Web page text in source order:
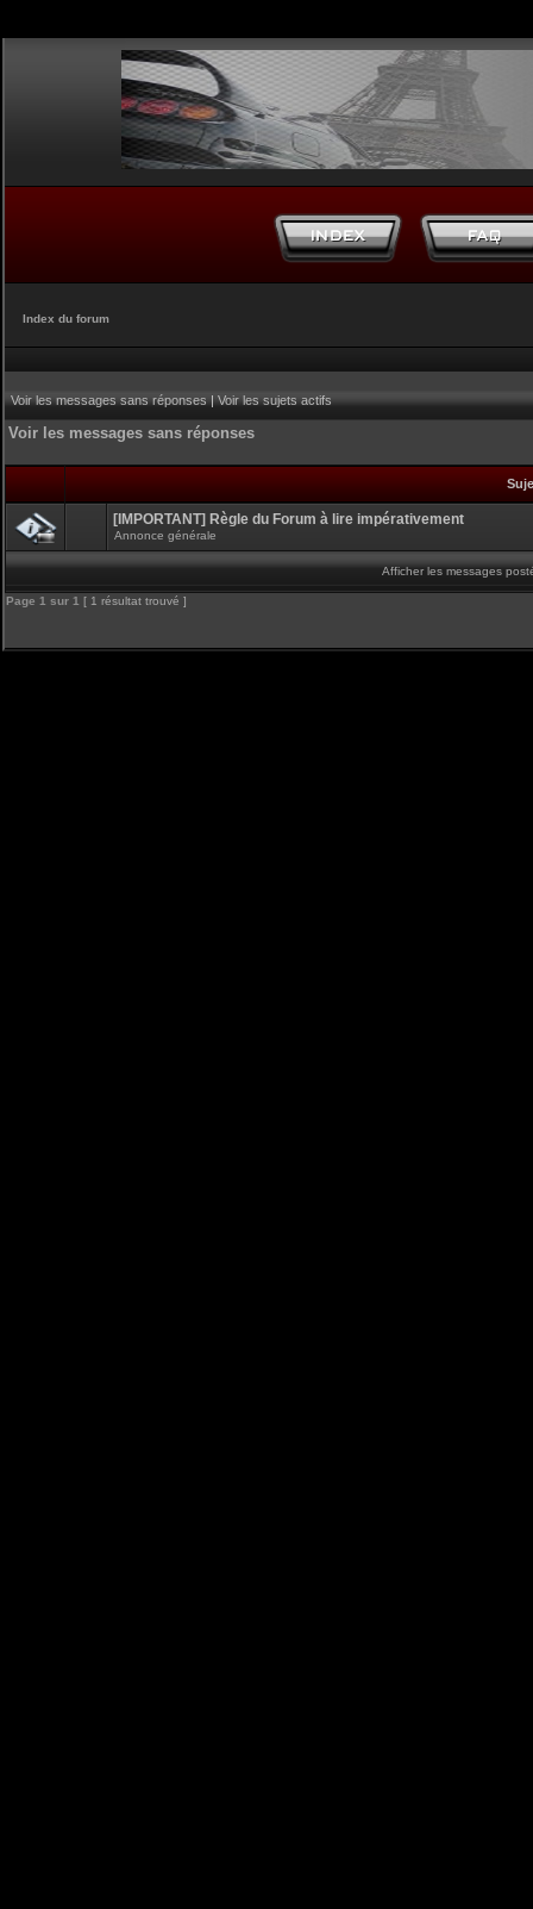
Index du forum
Voir les messages sans réponses|Voir les sujets actifs
Voir les messages sans réponses
[IMPORTANT] Règle du Forum à lire impérativement
Annonce générale
Afficher les messages
Page 1 sur 1 [ 1 résultat trouvé ]